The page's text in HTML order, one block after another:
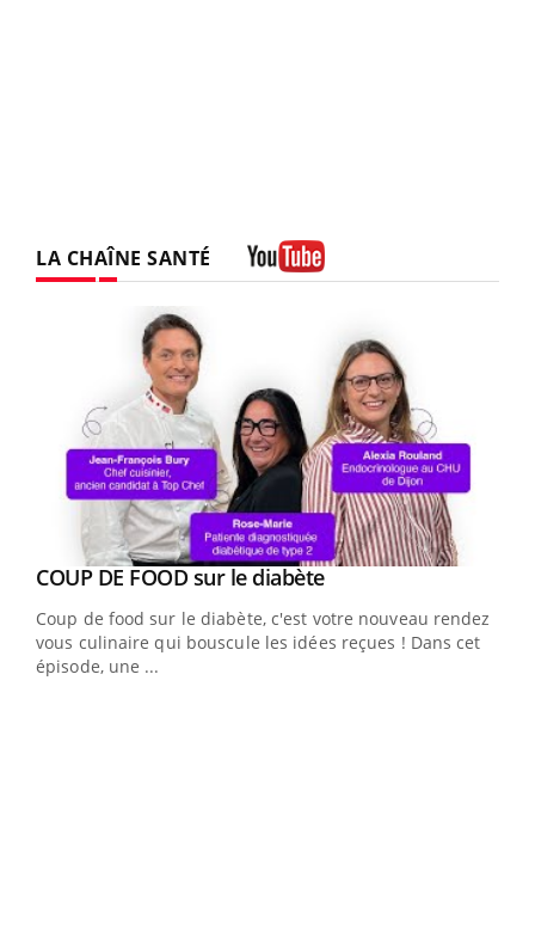
LA CHAÎNE SANTÉ
Youtube
COUP DE FOOD sur le diabèteYoutube
Coup de food sur le diabète, c'est votre nouveau rendez-
vous culinaire qui bouscule les idées reçues ! Dans cet
épisode, une ...